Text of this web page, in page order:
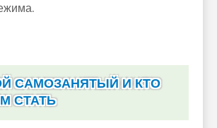
САМОЗАНЯТЫЙ И КТО
СТАТЬ